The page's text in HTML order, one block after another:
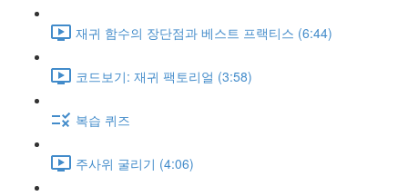
재귀 함수의 장단점과 베스트 프랙티스 (6:44)
코드보기: 재귀 팩토리얼 (3:58)
복습 퀴즈
주사위 굴리기 (4:06)